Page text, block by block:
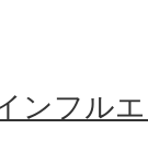
ンフル